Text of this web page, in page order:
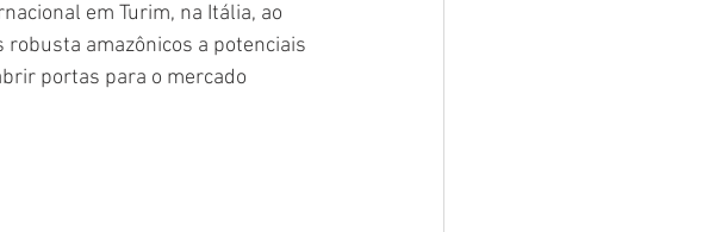
em Turim, na Itália, ao
amazônicos a potenciais
portas para o mercado